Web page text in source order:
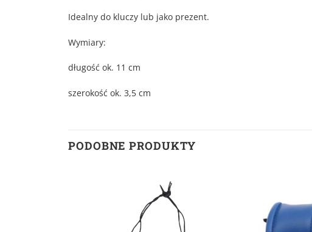
Idealny do kluczy lub jako prezent.
Wymiary:
długość ok. 11 cm
szerokość ok. 3,5 cm
PODOBNE PRODUKTY